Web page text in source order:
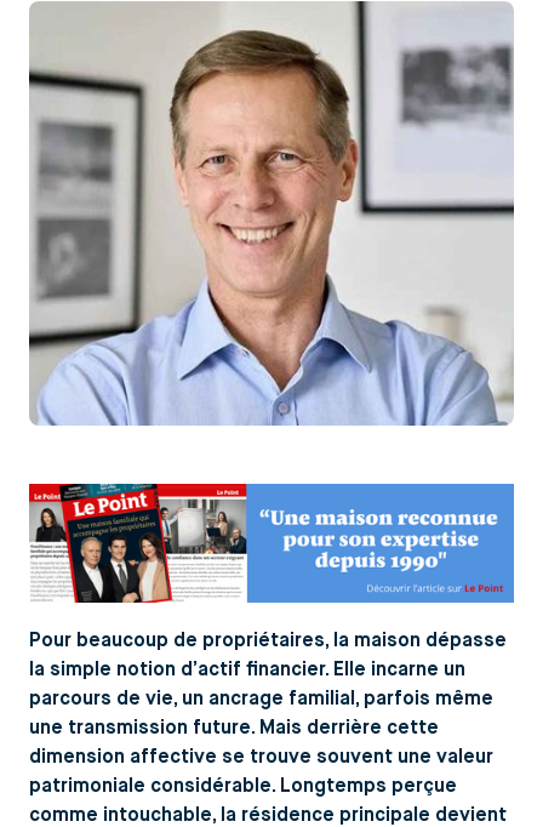
Pour beaucoup de propriétaires, la maison dépasse
la simple notion d’actif financier. Elle incarne un
parcours de vie, un ancrage familial, parfois même
une transmission future. Mais derrière cette
dimension affective se trouve souvent une valeur
patrimoniale considérable. Longtemps perçue
comme intouchable, la résidence principale devient